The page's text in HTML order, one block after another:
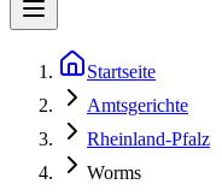
Startseite
Amtsgerichte
Rheinland-Pfalz
Worms